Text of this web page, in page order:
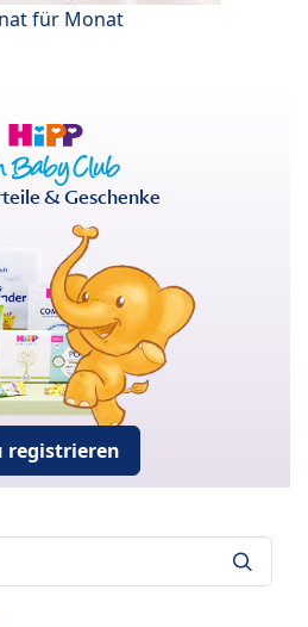
für Monat
& Geschenke
registrieren